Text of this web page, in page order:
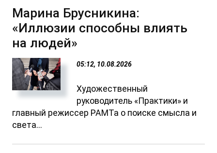
Марина Брусникина:
«Иллюзии способны влиять
на людей»
05:12, 10.08.2026
Художественный
руководитель «Практики» и
главный режиссер РАМТа о поиске смысла и
света...